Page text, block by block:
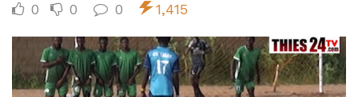
0 0 0 1,415